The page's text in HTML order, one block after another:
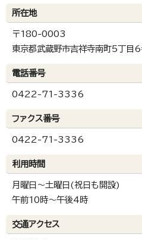
所在地
〒180-0003
東京都武蔵野市吉祥寺南町5丁目
電話番号
0422-71-3336
ファクス番号
0422-71-3336
利用時間
月曜日～土曜日(祝日も開設)
午前10時～午後4時
交通アクセス